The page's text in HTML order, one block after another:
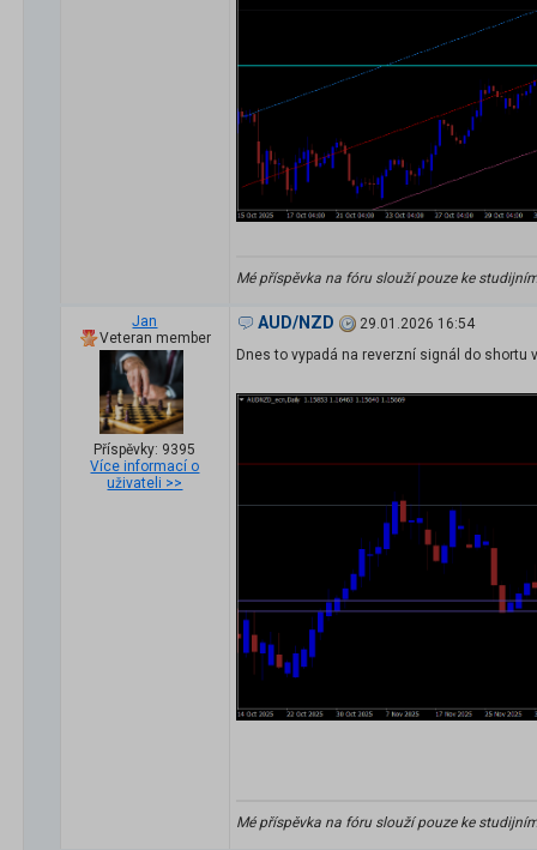
Mé příspěvka na fóru slouží pouze ke
Jan
Veteran member
Příspěvky: 9395
Více informací o
uživateli >>
AUD/NZD
29.01.2026 16:54
Dnes to vypadá na reverzní signál do shortu
Mé příspěvka na fóru slouží pouze ke